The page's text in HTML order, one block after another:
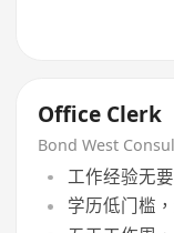
Office Clerk
Bond West
工作经验无
学历低门槛